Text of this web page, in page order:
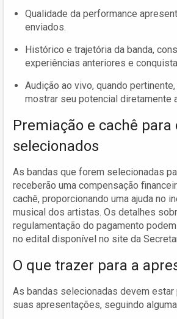
Qualidade da performance
enviados.
Histórico e trajetória da banda,
experiências anteriores e
Audição ao vivo, quando
mostrar seu potencial diretamente
Premiação e cachê para
selecionados
As bandas que forem selecionadas
receberão uma compensação
cachê, proporcionando uma ajuda no
musical dos artistas. Os detalhes
regulamentação do pagamento
no edital disponível no site da
O que trazer para a
As bandas selecionadas devem estar
suas apresentações, seguindo